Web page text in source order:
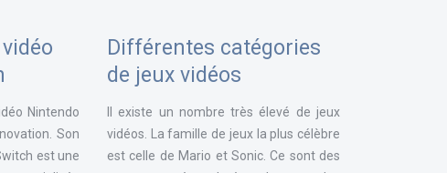
Nintendo
Son
est une
Différentes catégories
de jeux vidéos
Il existe un nombre très élevé de jeux
vidéos. La famille de jeux la plus célèbre
est celle de Mario et Sonic. Ce sont des